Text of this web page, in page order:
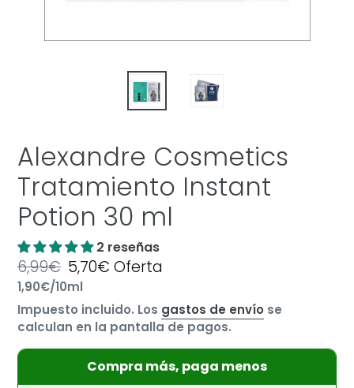
Alexandre Cosmetics
Tratamiento Instant
Potion 30 ml
2 reseñas
Precio
habitual
6,99€ Precio
de
oferta
5,70€Oferta
Precio
unitario
1,90€/por
10ml
Impuesto incluido. Los gastos de envío se
calculan en la pantalla de pagos.
Compra más, paga menos